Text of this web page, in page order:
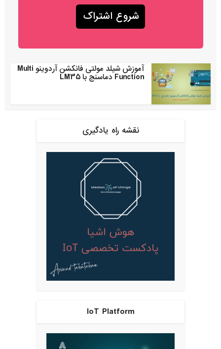
آموزش شیلد مولتی فانکشن آردوینو Multi
Function دماسنج با LM35
نقشه راه یادگیری
IoT Platform